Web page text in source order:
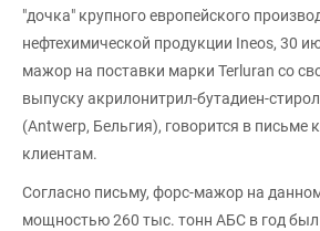
"дочка" крупного европейского
нефтехимической продукции Ineos, 30
мажор на поставки марки Terluran со
выпуску акрилонитрил-бутадиен-
(Antwerp, Бельгия), говорится в письме
клиентам.
Согласно письму, форс-мажор на
мощностью 260 тыс. тонн АБС в год был